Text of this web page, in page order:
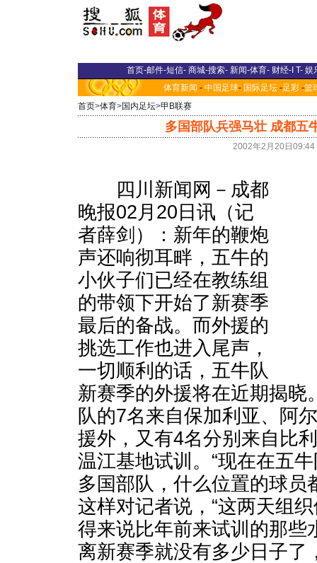
首页-邮件-短信- 商城-搜索- 新闻-体育- 财经-I T- 娱
体育新闻 - 中国足球- 国际足坛 -足彩 -篮
首页>体育>国内足坛>甲B联赛
多国部队兵强马壮 成都五
2002年2月20日
四川新闻网－成都
晚报02月20日讯（记
者薛剑）：新年的鞭炮
声还响彻耳畔，五牛的
小伙子们已经在教练组
的带领下开始了新赛季
最后的备战。而外援的
挑选工作也进入尾声，
一切顺利的话，五牛队
新赛季的外援将在近期揭晓
队的7名来自保加利亚、阿
援外，又有4名分别来自比
温江基地试训。“现在在五
多国部队，什么位置的球员
这样对记者说，“这两天组
得来说比年前来试训的那些
离新赛季就没有多少日子了